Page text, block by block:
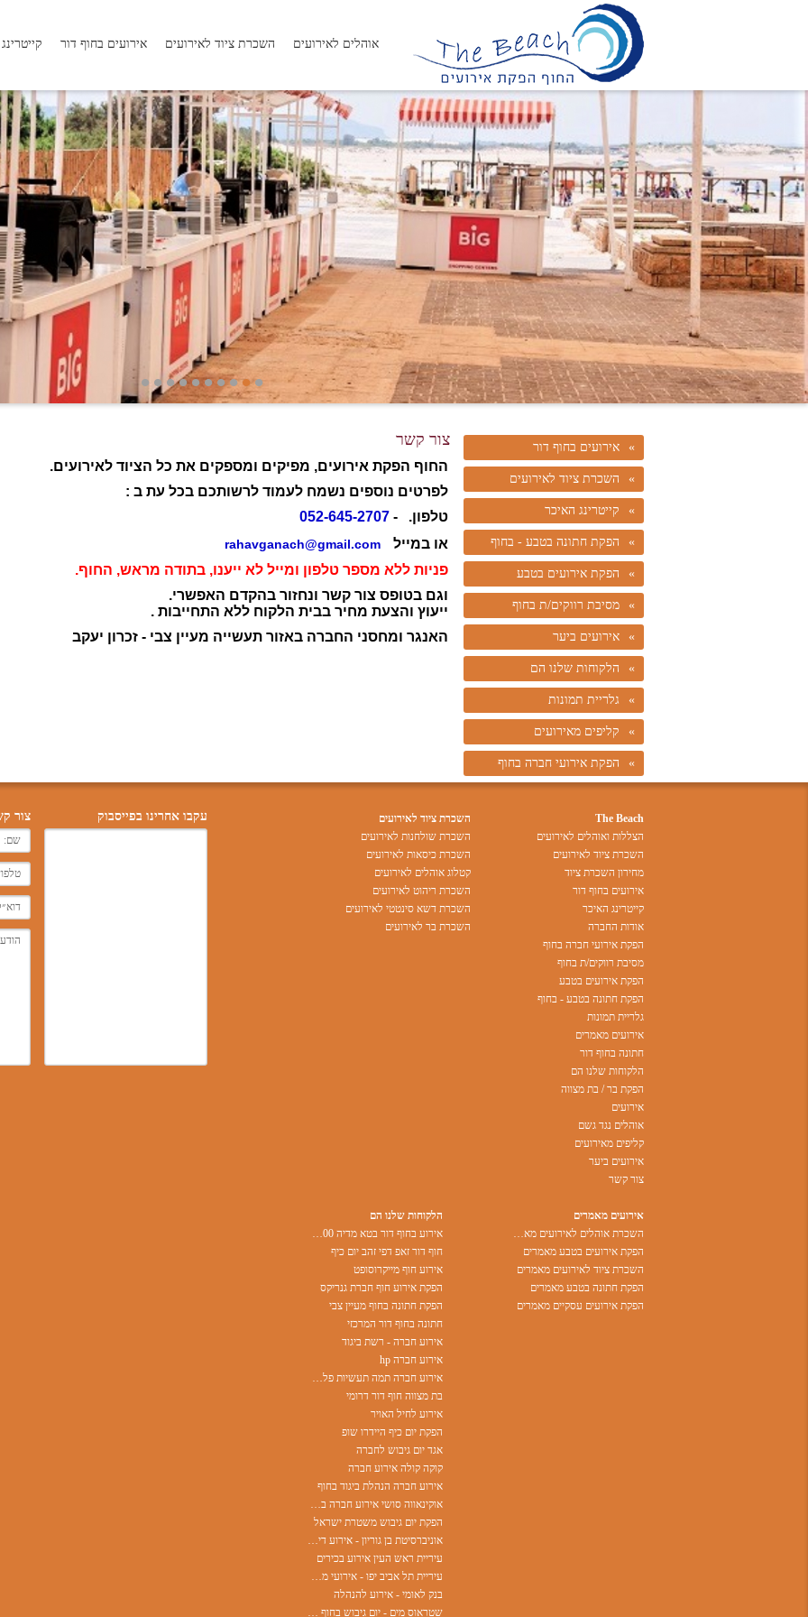
•
•
•
•
•
•
•
•
•
•
אירועים בחוף דור
השכרת ציוד לאירועים
קייטרינג האיכר
הפקת חתונה בטבע - בחוף
הפקת אירועים בטבע
מסיבת רווקים/ת בחוף
אירועים ביער
הלקוחות שלנו הם
גלריית תמונות
קליפים מאירועים
הפקת אירועי חברה בחוף
צור קשר
החוף הפקת אירועים, מפיקים ומספקים את כל הציוד לאירועים.
לפרטים נוספים נשמח לעמוד לרשותכם בכל עת ב :
טלפון. - 052-645-2707
או במייל
rahavganach@gmail.com
פניות ללא מספר טלפון ומייל לא ייענו, בתודה מראש, החוף.
וגם בטופס צור קשר ונחזור בהקדם האפשרי.
ייעוץ והצעת מחיר בבית הלקוח ללא התחייבות .
האנגר ומחסני החברה באזור תעשייה מעיין צבי - זכרון יעקב
אוהלים לאירועים השכרת ציוד לאירועים אירועים בחוף דור
צור עקבו אחרינו בפייסבוק
The Beach
הצללות ואוהלים לאירועים
השכרת ציוד לאירועים
מחירון השכרת ציוד
אירועים בחוף דור
קייטרינג האיכר
אודות החברה
הפקת אירועי חברה בחוף
מסיבת רווקים/ת בחוף
הפקת אירועים בטבע
הפקת חתונה בטבע - בחוף
גלריית תמונות
אירועים מאמרים
חתונה בחוף דור
הלקוחות שלנו הם
הפקת בר / בת מצווה
אירועים
אוהלים נגד גשם
קליפים מאירועים
אירועים ביער
צור קשר
השכרת ציוד לאירועים
השכרת שולחנות לאירועים
השכרת כיסאות לאירועים
קטלוג אוהלים לאירועים
השכרת ריהוט לאירועים
השכרת דשא סינטטי לאירועים
השכרת בר לאירועים
אירועים מאמרים
הפקת אירועים בטבע מאמרים
השכרת ציוד לאירועים מאמרים
הפקת חתונה בטבע מאמרים
הפקת אירועים עסקיים מאמרים
הלקוחות שלנו הם
חוף דור זאפ דפי זהב יום כיף
אירוע חוף מייקרוסופט
הפקת אירוע חוף חברת גנריקס
הפקת חתונה בחוף מעיין צבי
חתונה בחוף דור המרכזי
אירוע חברה - רשת ביגוד
אירוע חברה hp
בת מצווה חוף דור דרומי
אירוע לחיל האויר
הפקת יום כיף היידרו שופ
אגד יום גיבוש לחברה
קוקה קולה אירוע חברה
אירוע חברה הנהלת ביגוד בחוף
הפקת יום גיבוש משטרת ישראל
עיריית ראש העין אירוע בכירים
בנק לאומי - אירוע להנהלה